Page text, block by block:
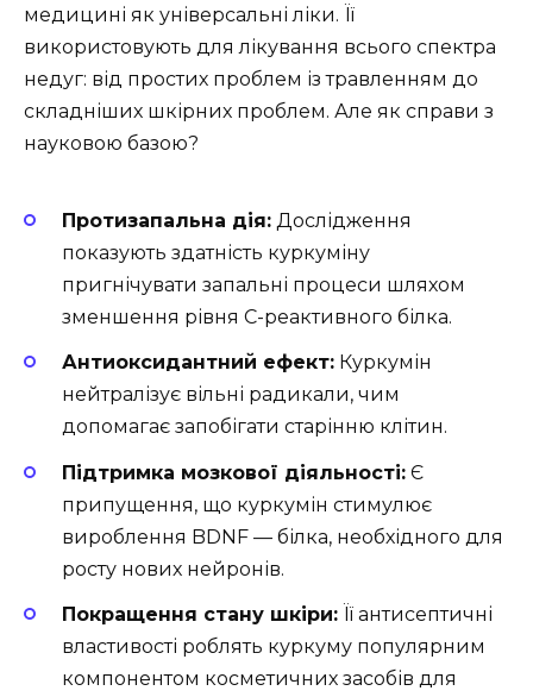
медицині як універсальні ліки. Її
використовують для лікування всього спектра
недуг: від простих проблем із травленням до
складніших шкірних проблем. Але як справи з
науковою базою?
Протизапальна дія: Дослідження
показують здатність куркуміну
пригнічувати запальні процеси шляхом
зменшення рівня С-реактивного білка.
Антиоксидантний ефект: Куркумін
нейтралізує вільні радикали, чим
допомагає запобігати старінню клітин.
Підтримка мозкової діяльності: Є
припущення, що куркумін стимулює
вироблення BDNF — білка, необхідного для
росту нових нейронів.
Покращення стану шкіри: Її антисептичні
властивості роблять куркуму популярним
компонентом косметичних засобів для